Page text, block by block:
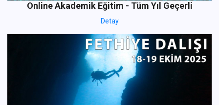
Online Akademik Eğitim - Tüm Yıl Geçerli
Detay